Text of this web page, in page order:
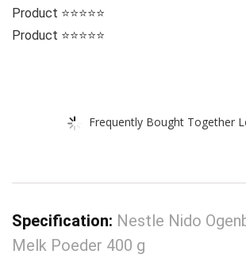
Product ⭐⭐⭐⭐⭐
Product ⭐⭐⭐⭐⭐
Frequently Bought Together
Specification: Nestle Nido
Melk Poeder 400 g